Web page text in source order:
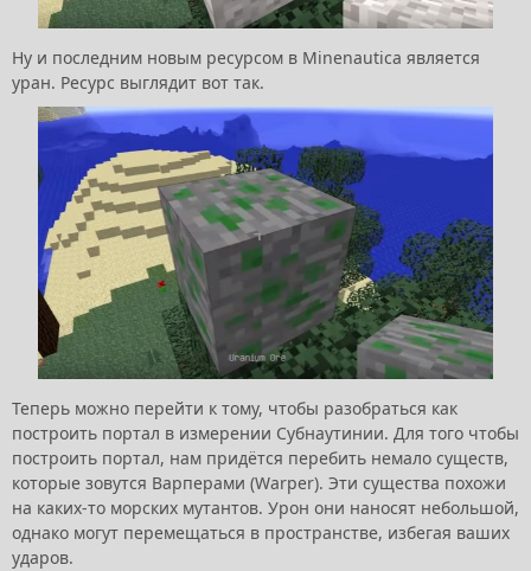
Ну и последним новым ресурсом в Minenautica является
уран. Ресурс выглядит вот так.
Теперь можно перейти к тому, чтобы разобраться как
построить портал в измерении Субнаутинии. Для того чтобы
построить портал, нам придётся перебить немало существ,
которые зовутся Варперами (Warper). Эти существа похожи
на каких-то морских мутантов. Урон они наносят небольшой,
однако могут перемещаться в пространстве, избегая ваших
ударов.